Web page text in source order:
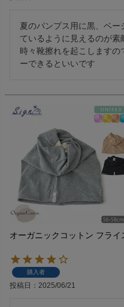
夏のパンプス用に黒、ベ
ているように見えるのが
時々靴擦れを起こします
ーできるといいです
オーガニックコットン フラ
購入者
投稿日 2025/06/21